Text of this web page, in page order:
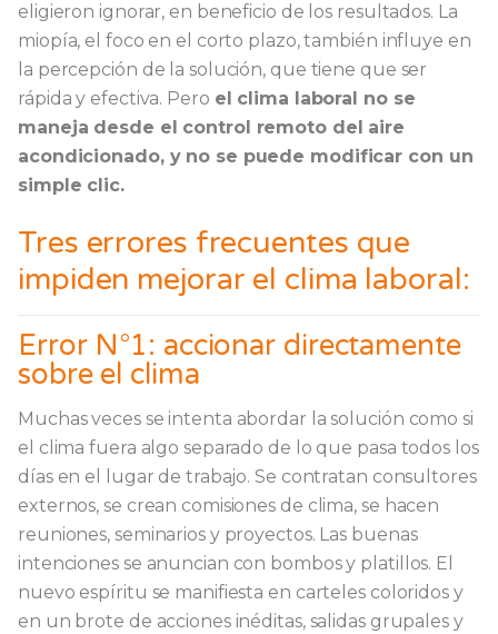
eligieron ignorar, en beneficio de los resultados. La
miopía, el foco en el corto plazo, también influye en
la percepción de la solución, que tiene que ser
rápida y efectiva. Pero el clima laboral no se
maneja desde el control remoto del aire
acondicionado, y no se puede modificar con un
simple clic.
Tres errores frecuentes que
impiden mejorar el clima laboral:
Error N°1: accionar directamente
sobre el clima
Muchas veces se intenta abordar la solución como si
el clima fuera algo separado de lo que pasa todos los
días en el lugar de trabajo. Se contratan consultores
externos, se crean comisiones de clima, se hacen
reuniones, seminarios y proyectos. Las buenas
intenciones se anuncian con bombos y platillos. El
nuevo espíritu se manifiesta en carteles coloridos y
en un brote de acciones inéditas, salidas grupales y